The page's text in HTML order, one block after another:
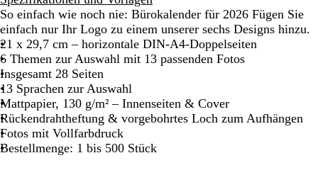
So einfach wie noch nie: Bürokalender für 2026 Fügen Sie
einfach nur Ihr Logo zu einem unserer sechs Designs hinzu.
21 x 29,7 cm – horizontale DIN-A4-Doppelseiten
6 Themen zur Auswahl mit 13 passenden Fotos
Insgesamt 28 Seiten
13 Sprachen zur Auswahl
Mattpapier, 130 g/m² – Innenseiten & Cover
Rückendrahtheftung & vorgebohrtes Loch zum Aufhängen
Fotos mit Vollfarbdruck
Bestellmenge: 1 bis 500 Stück